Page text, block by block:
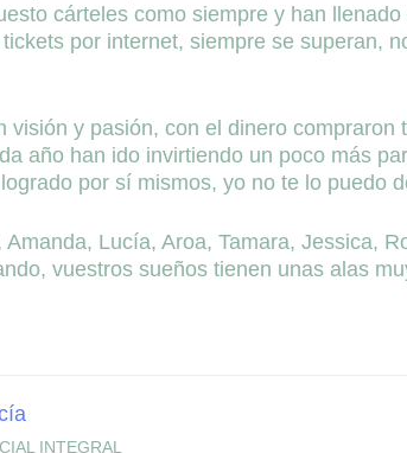
cárteles como siempre y han
por internet, siempre se superan,
y pasión, con el dinero
año han ido invirtiendo un poco más
por sí mismos, yo no te lo puedo
Lucía, Aroa, Tamara, Jessica,
vuestros sueños tienen unas alas
INTEGRAL